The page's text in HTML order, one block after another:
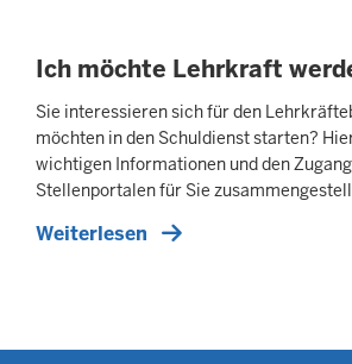
Ich möchte Lehrkraft
Sie interessieren sich für den
möchten in den Schuldienst starten?
wichtigen Informationen und den
Stellenportalen für Sie
Weiterlesen